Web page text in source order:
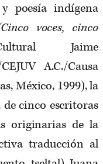
poesía indígena
voces, cinco
Jaime
A.C./Causa
México, 1999), la
cinco escritoras
originarias de la
traducción al